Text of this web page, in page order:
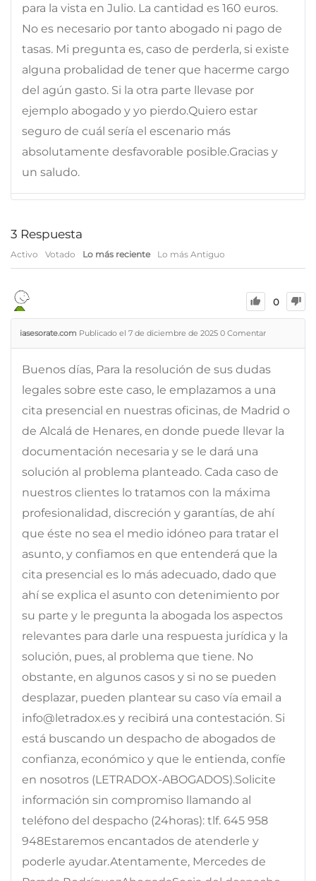
para la vista en Julio. La cantidad es 160 euros.
No es necesario por tanto abogado ni pago de
tasas. Mi pregunta es, caso de perderla, si existe
alguna probalidad de tener que hacerme cargo
del agún gasto. Si la otra parte llevase por
ejemplo abogado y yo pierdo.Quiero estar
seguro de cuál sería el escenario más
absolutamente desfavorable posible.Gracias y
un saludo.
3 Respuesta
Activo Votado Lo más reciente Lo más Antiguo
0
iasesorate.com Publicado el 7 de diciembre de 2025 0 Comentar
Buenos días, Para la resolución de sus dudas
legales sobre este caso, le emplazamos a una
cita presencial en nuestras oficinas, de Madrid o
de Alcalá de Henares, en donde puede llevar la
documentación necesaria y se le dará una
solución al problema planteado. Cada caso de
nuestros clientes lo tratamos con la máxima
profesionalidad, discreción y garantías, de ahí
que éste no sea el medio idóneo para tratar el
asunto, y confiamos en que entenderá que la
cita presencial es lo más adecuado, dado que
ahí se explica el asunto con detenimiento por
su parte y le pregunta la abogada los aspectos
relevantes para darle una respuesta jurídica y la
solución, pues, al problema que tiene. No
obstante, en algunos casos y si no se pueden
desplazar, pueden plantear su caso vía email a
info@letradox.es y recibirá una contestación. Si
está buscando un despacho de abogados de
confianza, económico y que le entienda, confíe
en nosotros (LETRADOX-ABOGADOS).Solicite
información sin compromiso llamando al
teléfono del despacho (24horas): tlf. 645 958
948Estaremos encantados de atenderle y
poderle ayudar.Atentamente, Mercedes de